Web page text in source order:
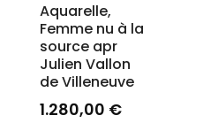
Aquarelle,
Femme nu à la
source apr
Julien Vallon
de Villeneuve
1.280,00 €